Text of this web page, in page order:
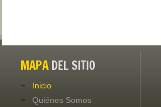
MAPA DEL SITIO
Inicio
Quiénes Somos